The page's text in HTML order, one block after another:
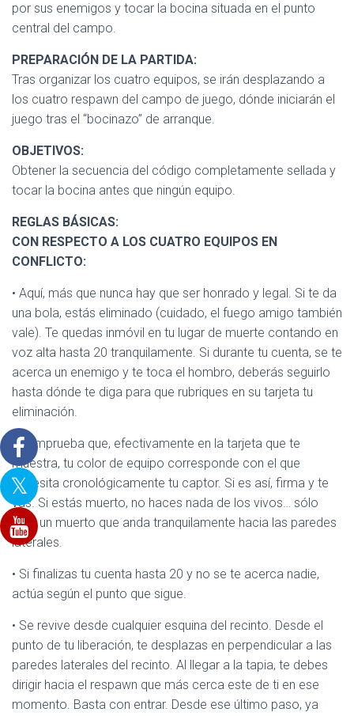
por sus enemigos y tocar la bocina situada en el punto
central del campo.
PREPARACIÓN DE LA PARTIDA:
Tras organizar los cuatro equipos, se irán desplazando a
los cuatro respawn del campo de juego, dónde iniciarán el
juego tras el “bocinazo” de arranque.
OBJETIVOS:
Obtener la secuencia del código completamente sellada y
tocar la bocina antes que ningún equipo.
REGLAS BÁSICAS:
CON RESPECTO A LOS CUATRO EQUIPOS EN
CONFLICTO:
• Aquí, más que nunca hay que ser honrado y legal. Si te da
una bola, estás eliminado (cuidado, el fuego amigo también
vale). Te quedas inmóvil en tu lugar de muerte contando en
voz alta hasta 20 tranquilamente. Si durante tu cuenta, se te
acerca un enemigo y te toca el hombro, deberás seguirlo
hasta dónde te diga para que rubriques en su tarjeta tu
eliminación.
• Comprueba que, efectivamente en la tarjeta que te
muestra, tu color de equipo corresponde con el que
necesita cronológicamente tu captor. Si es así, firma y te
vas. Si estás muerto, no haces nada de los vivos… sólo
eres un muerto que anda tranquilamente hacia las paredes
laterales.
• Si finalizas tu cuenta hasta 20 y no se te acerca nadie,
actúa según el punto que sigue.
• Se revive desde cualquier esquina del recinto. Desde el
punto de tu liberación, te desplazas en perpendicular a las
paredes laterales del recinto. Al llegar a la tapia, te debes
dirigir hacia el respawn que más cerca este de ti en ese
momento. Basta con entrar. Desde ese último paso, ya